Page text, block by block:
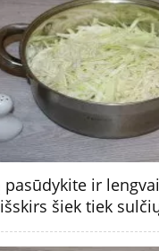
pasūdykite ir
šiek tiek